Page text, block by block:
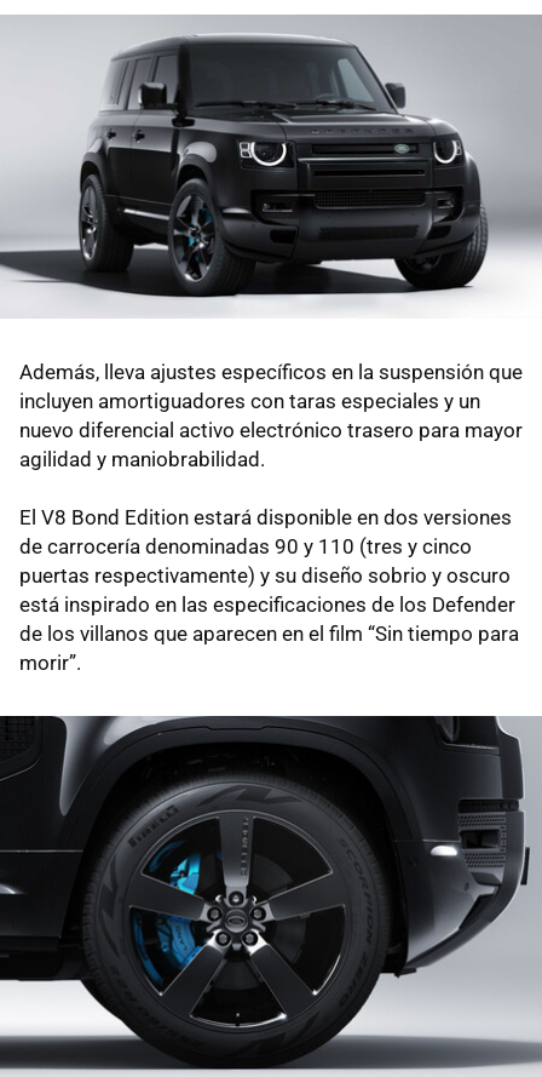
Además, lleva ajustes específicos en la suspensión que
incluyen amortiguadores con taras especiales y un
nuevo diferencial activo electrónico trasero para mayor
agilidad y maniobrabilidad.
El V8 Bond Edition estará disponible en dos versiones
de carrocería denominadas 90 y 110 (tres y cinco
puertas respectivamente) y su diseño sobrio y oscuro
está inspirado en las especificaciones de los Defender
de los villanos que aparecen en el film “Sin tiempo para
morir”.